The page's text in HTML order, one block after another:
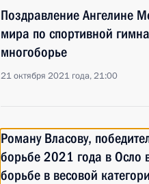
Поздравление Ангелине
мира по спортивной
многоборье
21 октября 2021 года, 21:00
Роману Власову,
борьбе 2021 года в Осло
борьбе в весовой